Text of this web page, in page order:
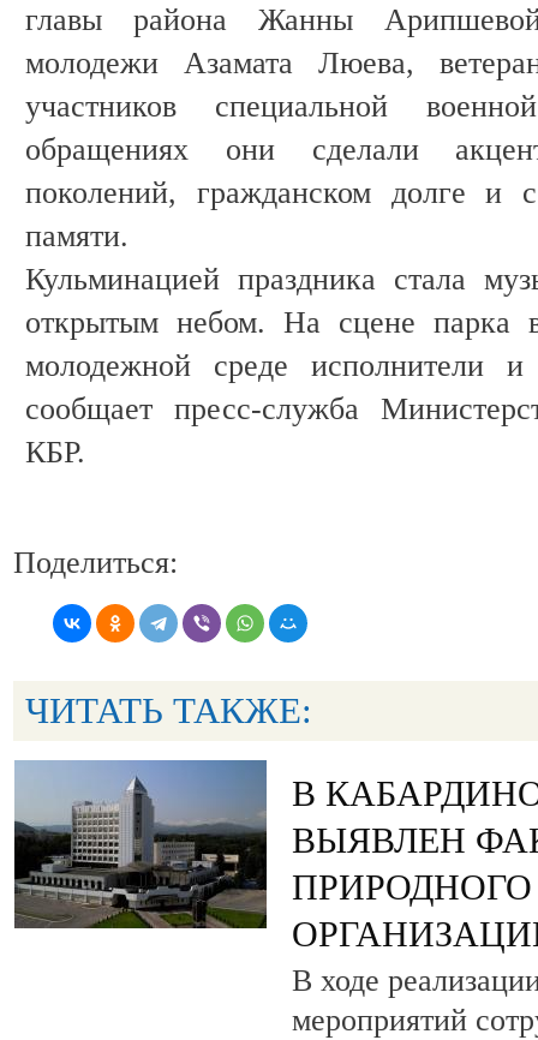
главы района Жанны
молодежи Азамата Люева,
участников специальной
обращениях они сделали
поколений, гражданском долге и
памяти.
Кульминацией праздника стала
открытым небом. На сцене парка
молодежной среде исполнители и
сообщает пресс-служба
КБР.
Поделиться:
ЧИТАТЬ ТАКЖЕ:
В
ВЫЯВЛЕН
ПРИРОДНОГО
В ходе
мероприятий